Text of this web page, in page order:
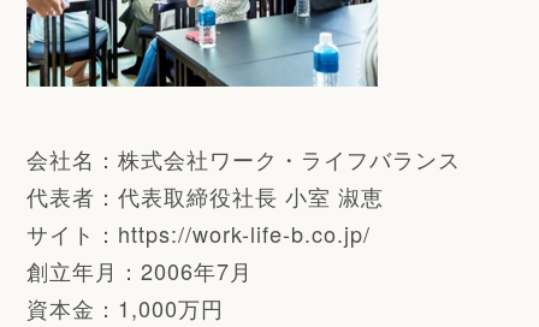
会社名：株式会社ワーク・ライフバランス
代表者：代表取締役社長 小室 淑恵
サイト：https://work-life-b.co.jp/
創立年月：2006年7月
資本金：1,000万円